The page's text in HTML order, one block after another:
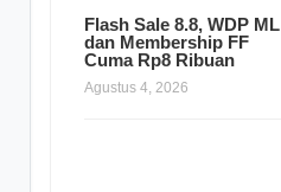
Flash Sale 8.8, WDP ML
dan Membership FF
Cuma Rp8 Ribuan
Agustus 4, 2026